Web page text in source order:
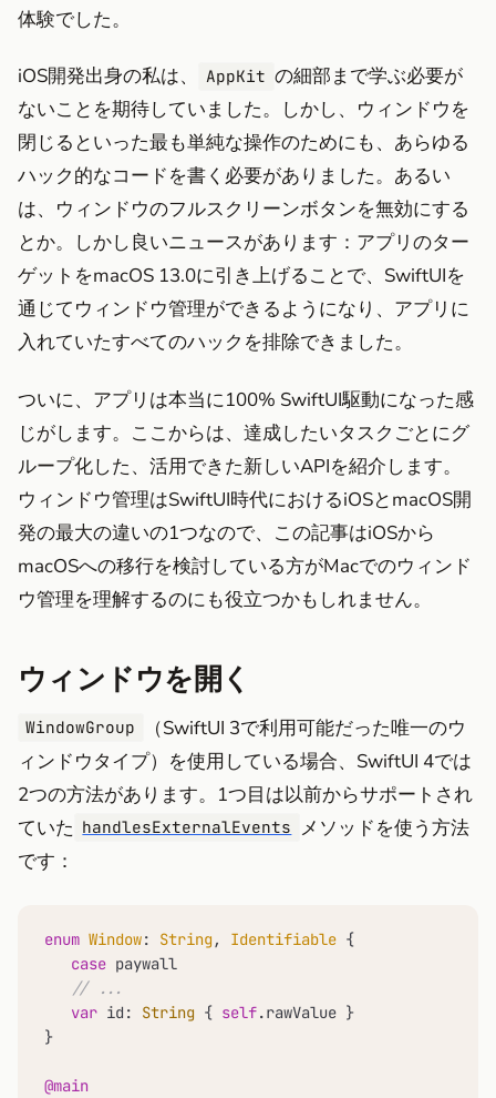
体験でした。
iOS開発出身の私は、 AppKit の細部まで学ぶ必要が
ないことを期待していました。しかし、ウィンドウを
閉じるといった最も単純な操作のためにも、あらゆる
ハック的なコードを書く必要がありました。あるい
は、ウィンドウのフルスクリーンボタンを無効にする
とか。しかし良いニュースがあります：アプリのター
ゲットをmacOS 13.0に引き上げることで、SwiftUIを
通じてウィンドウ管理ができるようになり、アプリに
入れていたすべてのハックを排除できました。
ついに、アプリは本当に100% SwiftUI駆動になった感
じがします。ここからは、達成したいタスクごとにグ
ループ化した、活用できた新しいAPIを紹介します。
ウィンドウ管理はSwiftUI時代におけるiOSとmacOS開
発の最大の違いの1つなので、この記事はiOSから
macOSへの移行を検討している方がMacでのウィンド
ウ管理を理解するのにも役立つかもしれません。
ウィンドウを開く
WindowGroup
（SwiftUI 3で利用可能だった唯一のウ
ィンドウタイプ）を使用している場合、SwiftUI 4では
2つの方法があります。1つ目は以前からサポートされ
ていた handlesExternalEvents メソッドを使う方法
です：
enum Window: String , Identifiable {
case paywall
// ...
var id: String { self.rawValue }
}
@main